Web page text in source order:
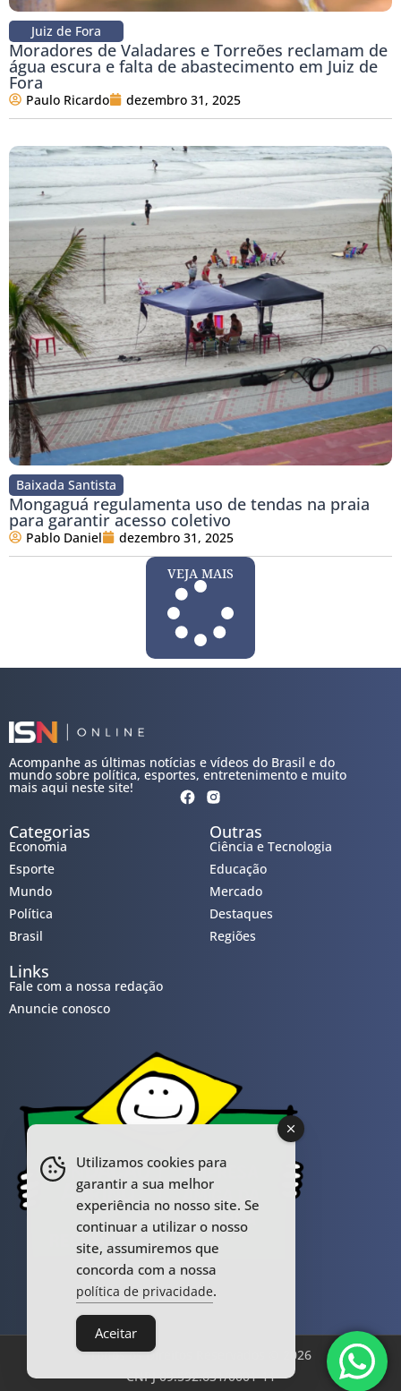
Juiz de Fora
Moradores de Valadares e Torreões reclamam de
água escura e falta de abastecimento em Juiz de
Fora
Paulo Ricardo dezembro 31, 2025
Baixada Santista
Mongaguá regulamenta uso de tendas na praia
para garantir acesso coletivo
Pablo Daniel dezembro 31, 2025
VEJA MAIS
Acompanhe as últimas notícias e vídeos do Brasil e do
mundo sobre política, esportes, entretenimento e muito
mais aqui neste site!
Categorias
Economia
Esporte
Mundo
Política
Brasil
Outras
Ciência e Tecnologia
Educação
Mercado
Destaques
Regiões
Links
Fale com a nossa redação
Anuncie conosco
Todos os Direitos Reservados © 2026
CNPJ 09.592.631/0001-11
Utilizamos cookies para
garantir a sua melhor
experiência no nosso site. Se
continuar a utilizar o nosso
site, assumiremos que
concorda com a nossa
política de privacidade.
Aceitar